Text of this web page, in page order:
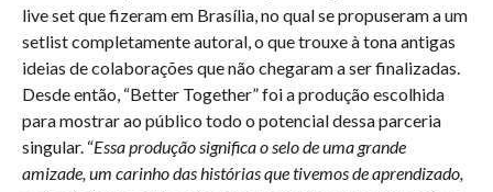
live set que fizeram em Brasília, no qual se propuseram a um
setlist completamente autoral, o que trouxe à tona antigas
ideias de colaborações que não chegaram a ser finalizadas.
Desde então, “Better Together” foi a produção escolhida
para mostrar ao público todo o potencial dessa parceria
singular. “Essa produção significa o selo de uma grande
amizade, um carinho das histórias que tivemos de aprendizado,